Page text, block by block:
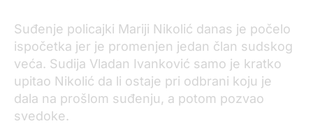
Suđenje policajki Mariji Nikolić danas je počelo
ispočetka jer je promenjen jedan član sudskog
veća. Sudija Vladan Ivanković samo je kratko
upitao Nikolić da li ostaje pri odbrani koju je
dala na prošlom suđenju, a potom pozvao
svedoke.